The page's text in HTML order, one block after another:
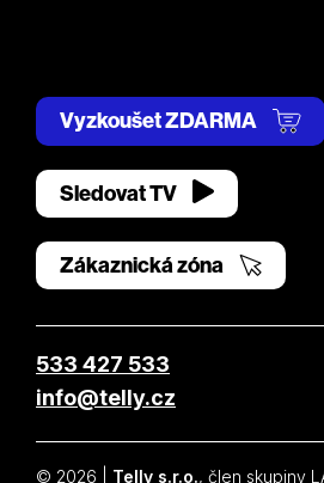
Vyzkoušet ZDARMA
Sledovat TV
Zákaznická zóna
533 427 533
info@telly.cz
© 2026 | Telly s.r.o., člen skupiny